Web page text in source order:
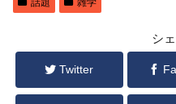
話題 雑学
シ
Twitter